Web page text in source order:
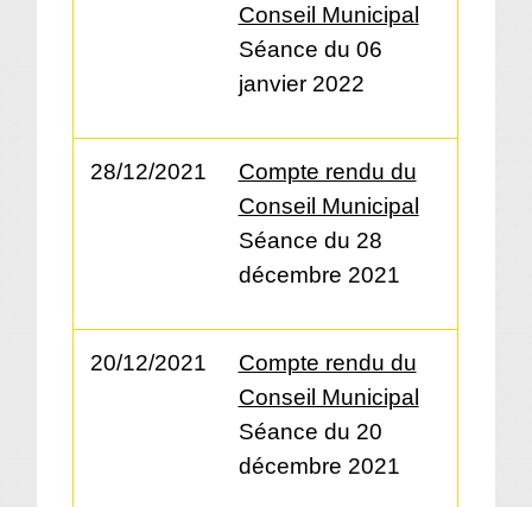
Conseil Municipal
Séance du 06
janvier 2022
28/12/2021
Compte rendu du
Conseil Municipal
Séance du 28
décembre 2021
20/12/2021
Compte rendu du
Conseil Municipal
Séance du 20
décembre 2021